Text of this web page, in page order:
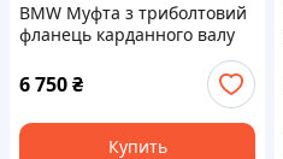
BMW Муфта з триболтовий
фланець карданного валу
6 750₴
Купить